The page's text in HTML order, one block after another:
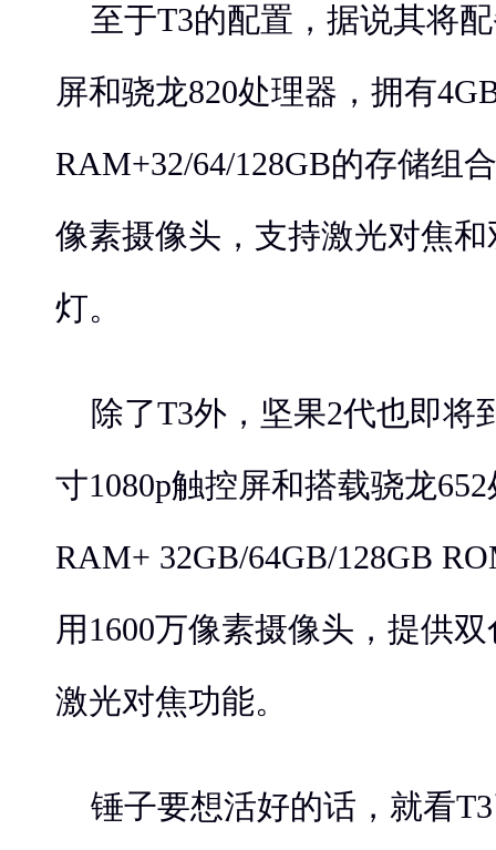
至于T3的配置，据说其将
屏和骁龙820处理器，拥有
RAM+32/64/128GB的存储组
像素摄像头，支持激光对焦
灯。
除了T3外，坚果2代也即将
寸1080p触控屏和搭载骁龙
RAM+ 32GB/64GB/128GB
用1600万像素摄像头，提供
激光对焦功能。
锤子要想活好的话，就看